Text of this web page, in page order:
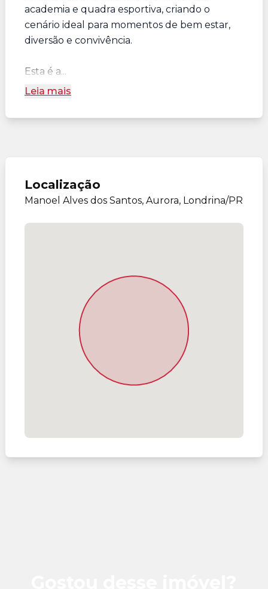
academia e quadra esportiva, criando o
cenário ideal para momentos de bem estar,
diversão e convivência.
Esta é a...
Leia mais
Localização
Manoel Alves dos Santos, Aurora, Londrina/PR